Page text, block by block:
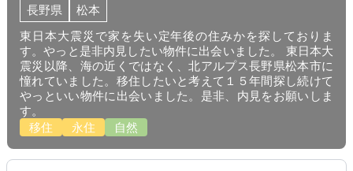
長野県
松本
東日本大震災で家を失い定年後の住みかを探しておりま
す。やっと是非内見したい物件に出会いました。 東日本大
震災以降、海の近くではなく、北アルプス長野県松本市に
憧れていました。移住したいと考えて１５年間探し続けて
やっといい物件に出会いました。是非、内見をお願いしま
す。
移住
永住 自然